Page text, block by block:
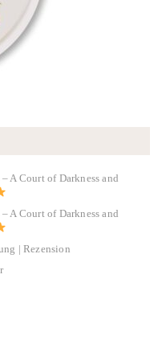
A Court of Darkness and
A Court of Darkness and
| Rezension